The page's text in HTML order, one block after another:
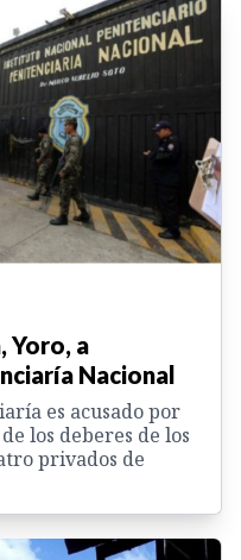
Yoro, a
Nacional
es acusado por
los deberes de los
privados de